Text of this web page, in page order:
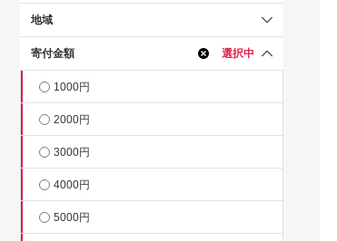
地域
寄付金額 選択中
1000円
2000円
3000円
4000円
5000円